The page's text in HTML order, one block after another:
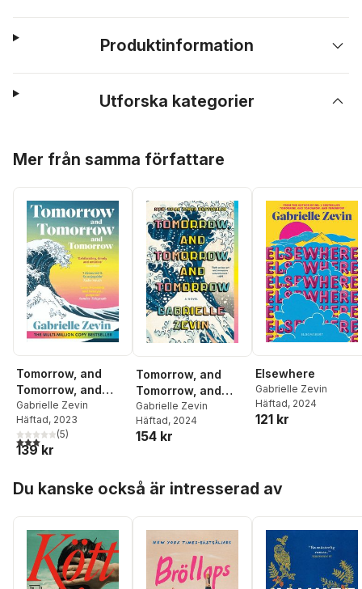
Produktinformation
Utforska kategorier
Mer från samma författare
Tomorrow, and
Tomorrow, and
Tomorrow
Gabrielle Zevin
Häftad, 2023
3,0utav 5 stjärnor. Totalt antal röster:
(5)
139 kr
Tomorrow, and
Tomorrow, and
Tomorrow
Gabrielle Zevin
Häftad, 2024
154 kr
Elsewhere
Gabrielle Zevin
Häftad, 2024
121 kr
Du kanske också är intresserad av